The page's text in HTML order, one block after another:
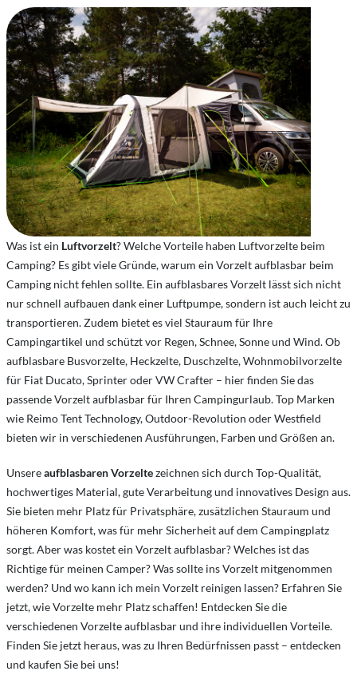
Was ist ein Luftvorzelt? Welche Vorteile haben Luftvorzelte beim
Camping? Es gibt viele Gründe, warum ein Vorzelt aufblasbar beim
Camping nicht fehlen sollte. Ein aufblasbares Vorzelt lässt sich nicht
nur schnell aufbauen dank einer Luftpumpe, sondern ist auch leicht zu
transportieren. Zudem bietet es viel Stauraum für Ihre
Campingartikel und schützt vor Regen, Schnee, Sonne und Wind. Ob
aufblasbare Busvorzelte, Heckzelte, Duschzelte, Wohnmobilvorzelte
für Fiat Ducato, Sprinter oder VW Crafter – hier finden Sie das
passende Vorzelt aufblasbar für Ihren Campingurlaub. Top Marken
wie Reimo Tent Technology, Outdoor-Revolution oder Westfield
bieten wir in verschiedenen Ausführungen, Farben und Größen an.
Unsereaufblasbaren Vorzeltezeichnen sich durch Top-Qualität,
hochwertiges Material, gute Verarbeitung und innovatives Design aus.
Sie bieten mehr Platz für Privatsphäre, zusätzlichen Stauraum und
höheren Komfort, was für mehr Sicherheit auf dem Campingplatz
sorgt. Aber was kostet ein Vorzelt aufblasbar? Welches ist das
Richtige für meinen Camper? Was sollte ins Vorzelt mitgenommen
werden? Und wo kann ich mein Vorzelt reinigen lassen? Erfahren Sie
jetzt, wie Vorzelte mehr Platz schaffen! Entdecken Sie die
verschiedenen Vorzelte aufblasbar und ihre individuellen Vorteile.
Finden Sie jetzt heraus, was zu Ihren Bedürfnissen passt – entdecken
und kaufen Sie bei uns!